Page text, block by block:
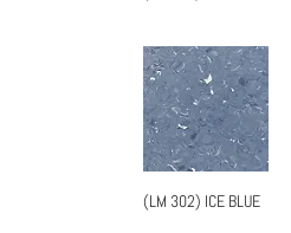
快速瀏覽
(LM 302) ICE BLUE